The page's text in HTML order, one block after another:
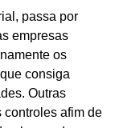
passa por
empresas
os
consiga
Outras
controles afim de